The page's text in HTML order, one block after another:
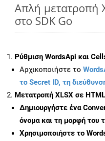
Απλή μετατροπή
στο SDK Go
Ρύθμιση WordsApi και
Αρχικοποιήστε το
το Secret ID, τη
Μετατροπή XLSX σε
Δημιουργήστε ένα
όνομα και τη μορφή του
Χρησιμοποιήστε το